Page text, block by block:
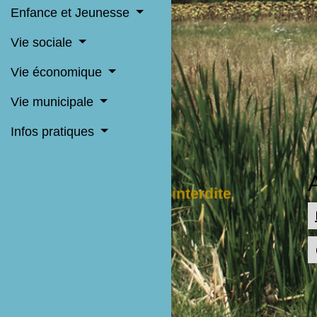
Enfance et Jeunesse
Vie sociale
Vie économique
Vie municipale
Infos pratiques